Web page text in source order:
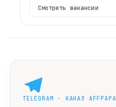
Смотреть вакансии
TELEGRAM · КАНАЛ AFFPAPA